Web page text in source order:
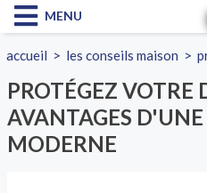
MENU
accueil > les conseils maison >
PROTÉGEZ VOTRE
AVANTAGES
MODERNE